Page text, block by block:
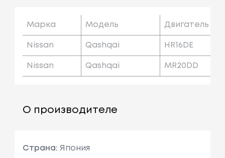
Марка Модель Двигатель
Nissan Qashqai HR16DE
Nissan Qashqai MR20DD
О производителе
Страна: Япония